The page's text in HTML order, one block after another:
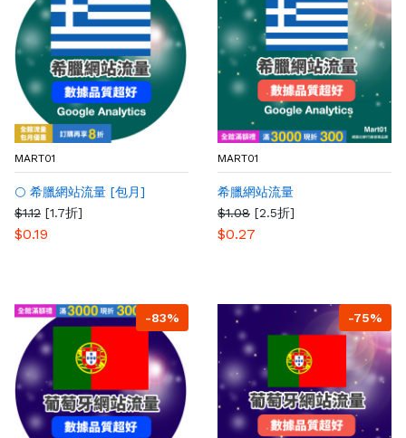
MART01
🌕 希臘網站流量 [包月]
$1.12 [1.7折]
$0.19
MART01
希臘網站流量
$1.08 [2.5折]
$0.27
-83% -75%